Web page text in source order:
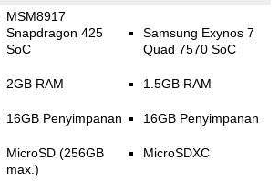
MSM8917
Snapdragon 425
SoC
2GB RAM
16GB Penyimpanan
MicroSD (256GB
max.)
Samsung Exynos 7
Quad 7570 SoC
1.5GB RAM
16GB Penyimpanan
MicroSDXC